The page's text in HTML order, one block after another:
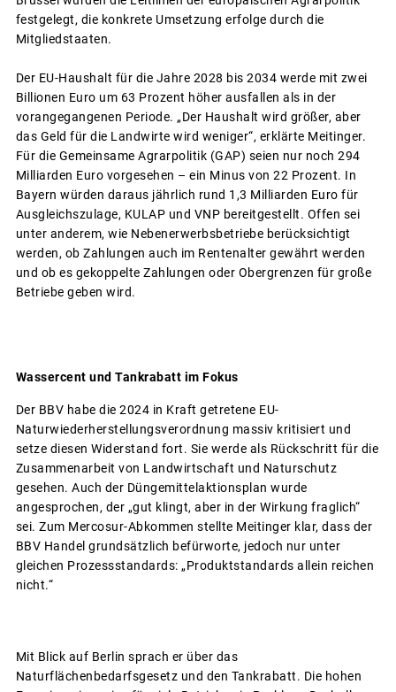
festgelegt, die konkrete Umsetzung erfolge durch die
Mitgliedstaaten.
Der EU-Haushalt für die Jahre 2028 bis 2034 werde mit zwei
Billionen Euro um 63 Prozent höher ausfallen als in der
vorangegangenen Periode. „Der Haushalt wird größer, aber
das Geld für die Landwirte wird weniger“, erklärte Meitinger.
Für die Gemeinsame Agrarpolitik (GAP) seien nur noch 294
Milliarden Euro vorgesehen – ein Minus von 22 Prozent. In
Bayern würden daraus jährlich rund 1,3 Milliarden Euro für
Ausgleichszulage, KULAP und VNP bereitgestellt. Offen sei
unter anderem, wie Nebenerwerbsbetriebe berücksichtigt
werden, ob Zahlungen auch im Rentenalter gewährt werden
und ob es gekoppelte Zahlungen oder Obergrenzen für große
Betriebe geben wird.
Wassercent und Tankrabatt im Fokus
Der BBV habe die 2024 in Kraft getretene EU-
Naturwiederherstellungsverordnung massiv kritisiert und
setze diesen Widerstand fort. Sie werde als Rückschritt für die
Zusammenarbeit von Landwirtschaft und Naturschutz
gesehen. Auch der Düngemittelaktionsplan wurde
angesprochen, der „gut klingt, aber in der Wirkung fraglich“
sei. Zum Mercosur-Abkommen stellte Meitinger klar, dass der
BBV Handel grundsätzlich befürworte, jedoch nur unter
gleichen Prozessstandards: „Produktstandards allein reichen
nicht.“
Mit Blick auf Berlin sprach er über das
Naturflächenbedarfsgesetz und den Tankrabatt. Die hohen